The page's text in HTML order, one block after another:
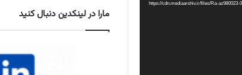
مارا در لینکدین دنبال کنید